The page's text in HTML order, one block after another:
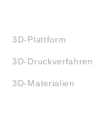
3D-Plattform
3D-Druckverfahren
3D-Materialien